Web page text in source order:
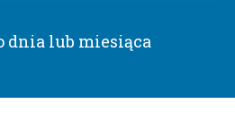
dnia lub miesiąca